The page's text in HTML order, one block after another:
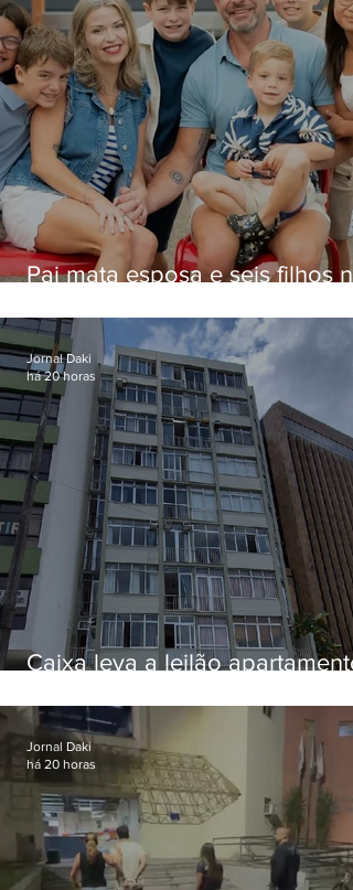
Pai mata esposa e seis filhos
Caixa leva a leilão apartamento
Botafogo
Jornal Daki
há 20 horas
Jornal Daki
há 20 horas